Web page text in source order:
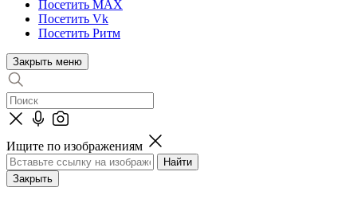
Посетить MAX
Посетить Vk
Посетить Ритм
Закрыть меню
Ищите по изображениям
Закрыть